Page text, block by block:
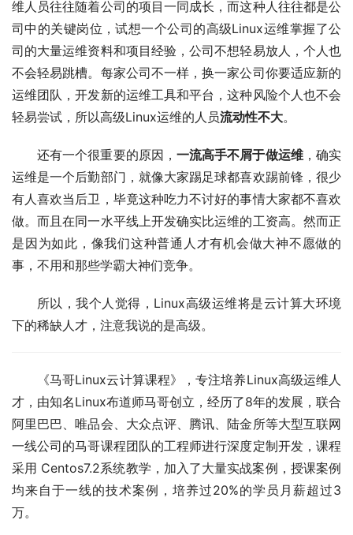
维人员往往随着公司的项目一同成长，而这种人往往都是公
司中的关键岗位，试想一个公司的高级Linux运维掌握了公
司的大量运维资料和项目经验，公司不想轻易放人，个人也
不会轻易跳槽。每家公司不一样，换一家公司你要适应新的
运维团队，开发新的运维工具和平台，这种风险个人也不会
轻易尝试，所以高级Linux运维的人员流动性不大。
还有一个很重要的原因， 一流高手不屑于做运维，确实
运维是一个后勤部门，就像大家踢足球都喜欢踢前锋，很少
有人喜欢当后卫，毕竟这种吃力不讨好的事情大家都不喜欢
做。而且在同一水平线上开发确实比运维的工资高。然而正
是因为如此，像我们这种普通人才有机会做大神不愿做的
事，不用和那些学霸大神们竞争。
所以，我个人觉得，Linux高级运维将是云计算大环境
下的稀缺人才，注意我说的是高级。
《马哥Linux云计算课程》，专注培养Linux高级运维人
才，由知名Linux布道师马哥创立，经历了8年的发展，联合
阿里巴巴、唯品会、大众点评、腾讯、陆金所等大型互联网
一线公司的马哥课程团队的工程师进行深度定制开发，课程
采用 Centos7.2系统教学，加入了大量实战案例，授课案例
均来自于一线的技术案例，培养过20%的学员月薪超过3
万。